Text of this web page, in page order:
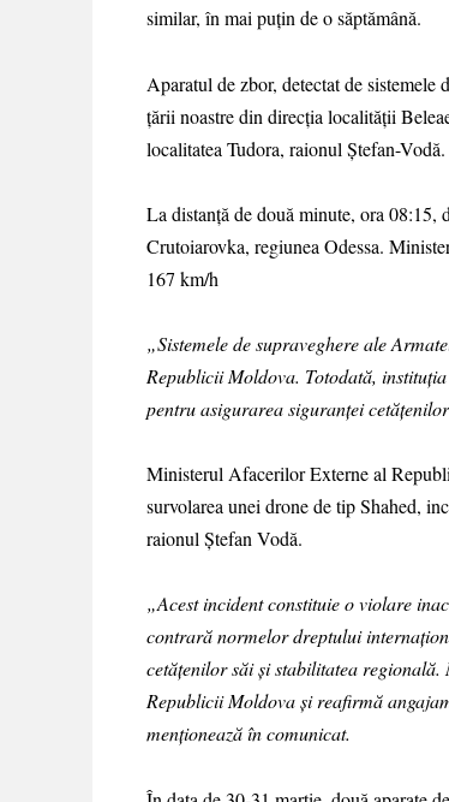
similar, în mai puțin de o săptămână.
Aparatul de zbor, detectat de
țării noastre din direcția localității
localitatea Tudora, raionul Ștefan-Vodă.
La distanță de două minute, ora 08:15,
Crutoiarovka, regiunea Odessa.
167 km/h
„Sistemele de supraveghere ale
Republicii Moldova. Totodată,
pentru asigurarea siguranței
Ministerul Afacerilor Externe al
survolarea unei drone de tip Shahed,
raionul Ștefan Vodă.
„Acest incident constituie o violare
contrară normelor dreptului
cetățenilor săi și stabilitatea
Republicii Moldova și reafirmă
menționează în comunicat.